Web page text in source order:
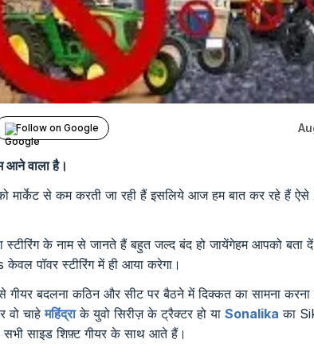
Follow on Google
आने वाला है।
मार्केट से कम करती जा रही हैं इसलिये आज हम बात कर रहे हैं
स्टीरिंग के नाम से जानते हैं बहुत जल्द बंद हो जायेंगेहम आपको बता
पॉवर स्टीरिंग में ही आया करेगा।
बदलना कठिन और सीट पर बैठने में दिक्कत का सामना करना
वो चाहेमहिंद्राके युवो सिरीज़ के ट्रैक्टर हो या Sonalika का
साइड शिफ़्ट गीयर के साथ आते हैं।